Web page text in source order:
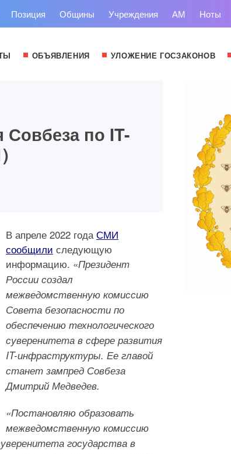
Позиция Общины Учреждения АМ Ноты
ОБЪЯВЛЕНИЯ УЛОЖЕНИЕ ГОСЗАКОНОВ
по IT-
В апреле 2022 годаСМИ
сообщили следующую
информацию. «Президент
России создал
межведомственную комиссию
Совета безопасности по
обеспечению технологического
суверенитета в сфере развития
IT-инфраструктуры. Ее главой
станет зампред Совбеза
Дмитрий Медведев.
«Постановляю образовать
межведомственную комиссию
государства в